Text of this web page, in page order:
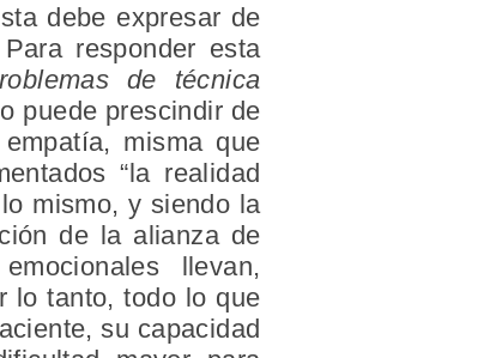
debe expresar de
responder esta
de técnica
puede prescindir de
misma que
“la realidad
mismo, y siendo la
de la alianza de
llevan,
lo tanto, todo lo que
su capacidad